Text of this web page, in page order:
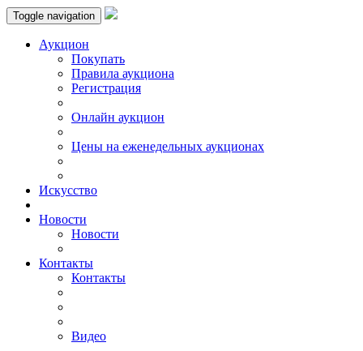
Toggle navigation
Аукцион
Пoкупать
Правила аукциона
Регистрация
Онлайн аукцион
Цены на еженедельных аукционах
Искусствo
Новости
Новости
Контакты
Контакты
Видео